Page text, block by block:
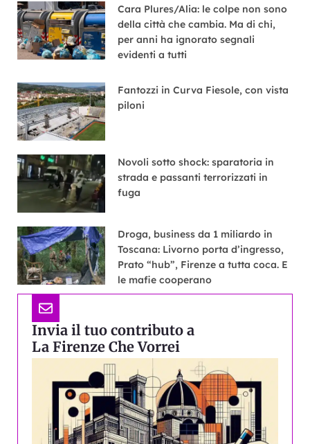
Cara Plures/Alia: le colpe non sono
della città che cambia. Ma di chi,
per anni ha ignorato segnali
evidenti a tutti
Fantozzi in Curva Fiesole, con vista
piloni
Novoli sotto shock: sparatoria in
strada e passanti terrorizzati in
fuga
Droga, business da 1 miliardo in
Toscana: Livorno porta d’ingresso,
Prato “hub”, Firenze a tutta coca. E
le mafie cooperano
Invia il tuo contributo a
La Firenze Che Vorrei